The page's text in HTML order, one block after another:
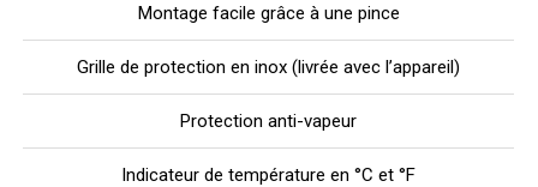
Montage facile grâce à une pince
Grille de protection en inox (livrée avec l’appareil)
Protection anti-vapeur
Indicateur de température en °C et °F